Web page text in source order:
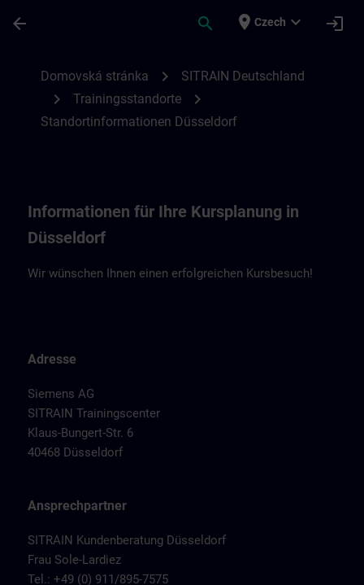
arrow_back search place Czech expand_more login
Domovská stránka chevron_right SITRAIN Deutschland
chevron_right Trainingsstandorte chevron_right
Standortinformationen Düsseldorf
Informationen für Ihre Kursplanung in
Düsseldorf
Wir wünschen Ihnen einen erfolgreichen Kursbesuch!
Adresse
Siemens AG
SITRAIN Trainingscenter
Klaus-Bungert-Str. 6
40468 Düsseldorf
Ansprechpartner
SITRAIN Kundenberatung Düsseldorf
Frau Sole-Lardiez
Tel.: +49 (0) 911/895-7575